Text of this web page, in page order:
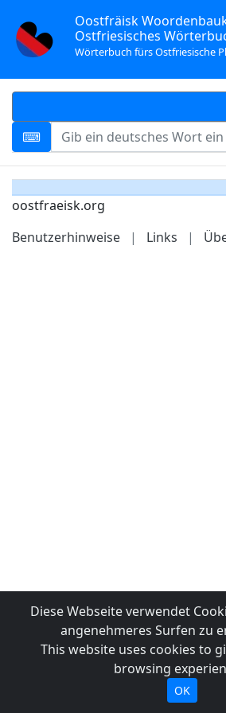
Oostfräisk
Ostfriesisches
Wörterbuch fürs Ostfriesische
oostfraeisk.org
Benutzerhinweise
| Links |
Diese Webseite verwendet
angenehmeres Surfen zu
This website uses cookies to
browsing
OK